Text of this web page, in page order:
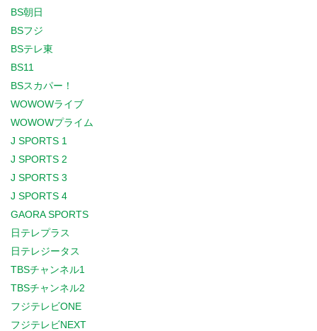
BS朝日
BSフジ
BSテレ東
BS11
BSスカパー！
WOWOWライブ
WOWOWプライム
J SPORTS 1
J SPORTS 2
J SPORTS 3
J SPORTS 4
GAORA SPORTS
日テレプラス
日テレジータス
TBSチャンネル1
TBSチャンネル2
フジテレビONE
フジテレビNEXT